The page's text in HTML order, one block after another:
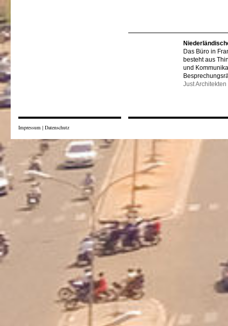
Das Büro in
besteht aus
und
Just Architekten
Impressum | Datenschutz